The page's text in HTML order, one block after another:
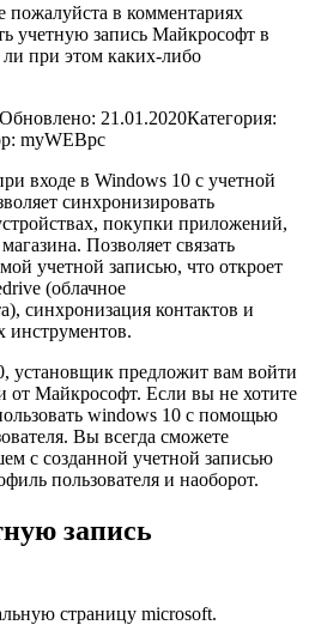
в комментариях
учетную запись Майкрософт в
при этом каких-либо
Обновлено: 21.01.2020Категория:
myWEBpc
входе в Windows 10 с учетной
синхронизировать
покупки приложений,
Позволяет связать
учетной записью, что откроет
(облачное
синхронизация контактов и
инструментов.
установщик предложит вам войти
от Майкрософт. Если вы не хотите
windows 10 с помощью
. Вы всегда сможете
с созданной учетной записью
пользователя и наоборот.
запись
страницу microsoft.